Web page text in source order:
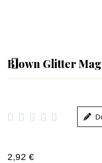
Blown Glitter
    
2,92 €